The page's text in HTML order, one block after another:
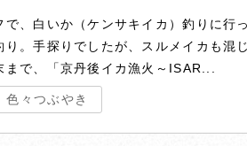
で、白いか（ケンサキイカ）釣りに行
り。手探りでしたが、スルメイカも混
まで、「京丹後イカ漁火～ISAR...
々つぶやき